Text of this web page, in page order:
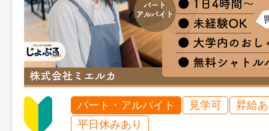
パート・アルバイト 見学可
昇給
平日休みあり